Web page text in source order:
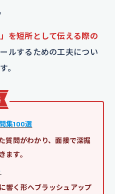
」を短所として伝える際の
ルするための工夫につい
。
集100選
質問がわかり、面接で深掘
ます。
響く形へブラッシュアップ